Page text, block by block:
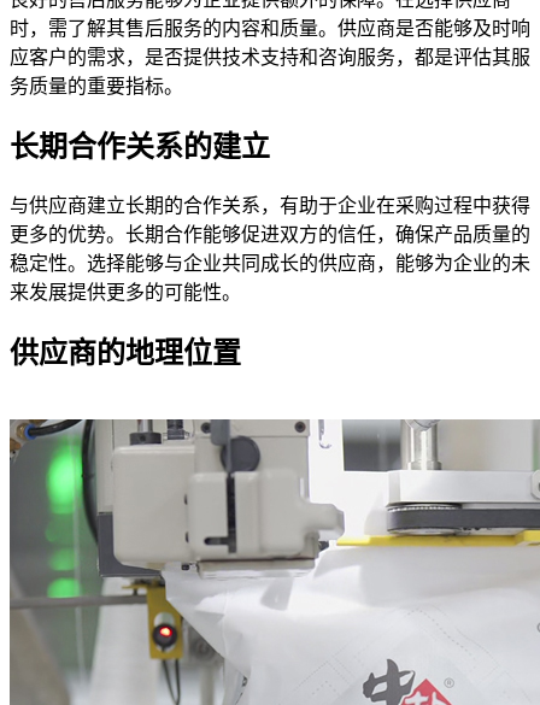
时，需了解其售后服务的内容和质量。供应商是否能够及时响
应客户的需求，是否提供技术支持和咨询服务，都是评估其服
务质量的重要指标。
长期合作关系的建立
与供应商建立长期的合作关系，有助于企业在采购过程中获得
更多的优势。长期合作能够促进双方的信任，确保产品质量的
稳定性。选择能够与企业共同成长的供应商，能够为企业的未
来发展提供更多的可能性。
供应商的地理位置